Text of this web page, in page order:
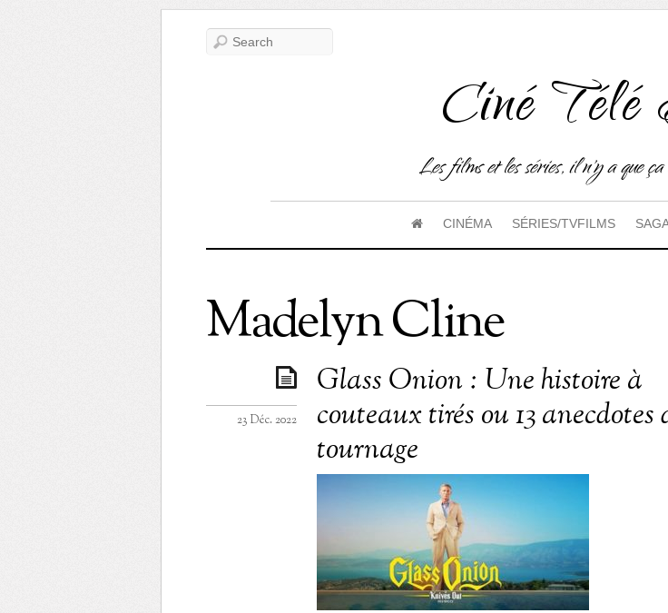
Ciné Télé
Les films et les séries, il n'y a que
CINÉMA SÉRIES/TVFILMS
Madelyn Cline
Glass Onion : Une histoire à
couteaux tirés ou 13 anecdotes
tournage
23 Déc. 2022